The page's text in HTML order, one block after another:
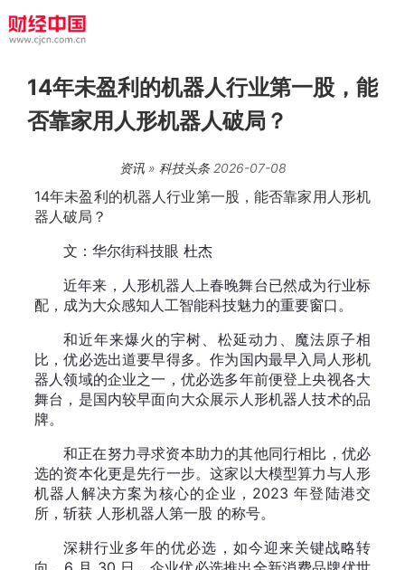
14年未盈利的机器人行业第一股，能
否靠家用人形机器人破局？
资讯» 科技头条2026-07-08
14年未盈利的机器人行业第一股，能否靠家用人形机
器人破局？
文：华尔街科技眼 杜杰
近年来，人形机器人上春晚舞台已然成为行业标
配，成为大众感知人工智能科技魅力的重要窗口。
和近年来爆火的宇树、松延动力、魔法原子相
比，优必选出道要早得多。作为国内最早入局人形机
器人领域的企业之一，优必选多年前便登上央视各大
舞台，是国内较早面向大众展示人形机器人技术的品
牌。
和正在努力寻求资本助力的其他同行相比，优必
选的资本化更是先行一步。这家以大模型算力与人形
机器人解决方案为核心的企业，2023 年登陆港交
所，斩获 人形机器人第一股 的称号。
深耕行业多年的优必选，如今迎来关键战略转